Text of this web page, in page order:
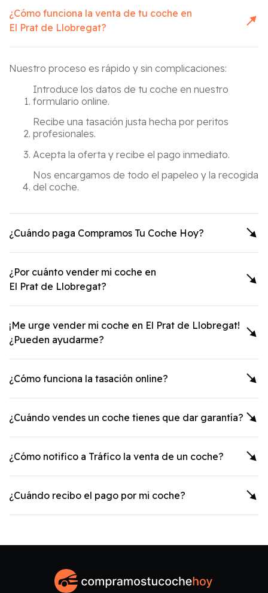
¿Cómo funciona la venta de tu coche en
El Prat de Llobregat?
Nuestro proceso es rápido y sin complicaciones:
Introduce los datos de tu coche en nuestro
formulario online.
Recibe una tasación justa hecha por peritos
profesionales.
Acepta la oferta y recibe el pago inmediato.
Nos encargamos de todo el papeleo y la recogida
del coche.
¿Cuándo paga Compramos Tu Coche Hoy?
¿Por cuánto vender mi coche en
El Prat de Llobregat?
¡Me urge vender mi coche en El Prat de Llobregat!
¿Pueden ayudarme?
¿Cómo funciona la tasación online?
¿Cuándo vendes un coche tienes que dar garantía?
¿Cómo notifico a Tráfico la venta de un coche?
¿Cuándo recibo el pago por mi coche?